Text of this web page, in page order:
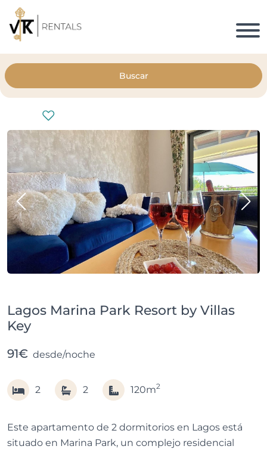
Buscar
Lagos Marina Park Resort by Villas
Key
2 2 120m2
Este apartamento de 2 dormitorios en Lagos está
situado en Marina Park, un complejo residencial
91€ desde/noche